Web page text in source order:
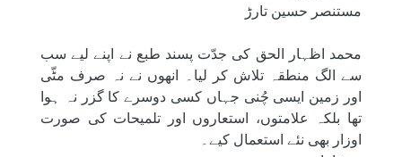
مستنصر حسین تارڑ
محمد اظہار الحق کی جدّت پسند طبع نے اپنے لیے سب
سے الگ منطقہ تلاش کر لیا۔ انھوں نے نہ صرف مٹّی
اور زمین ایسی چُنی جہاں کسی دوسرے کا گزر نہ ہوا
تھا بلکہ علامتوں، استعاروں اور تلمیحات کی صورت
اوزار بھی نئے استعمال کیے۔